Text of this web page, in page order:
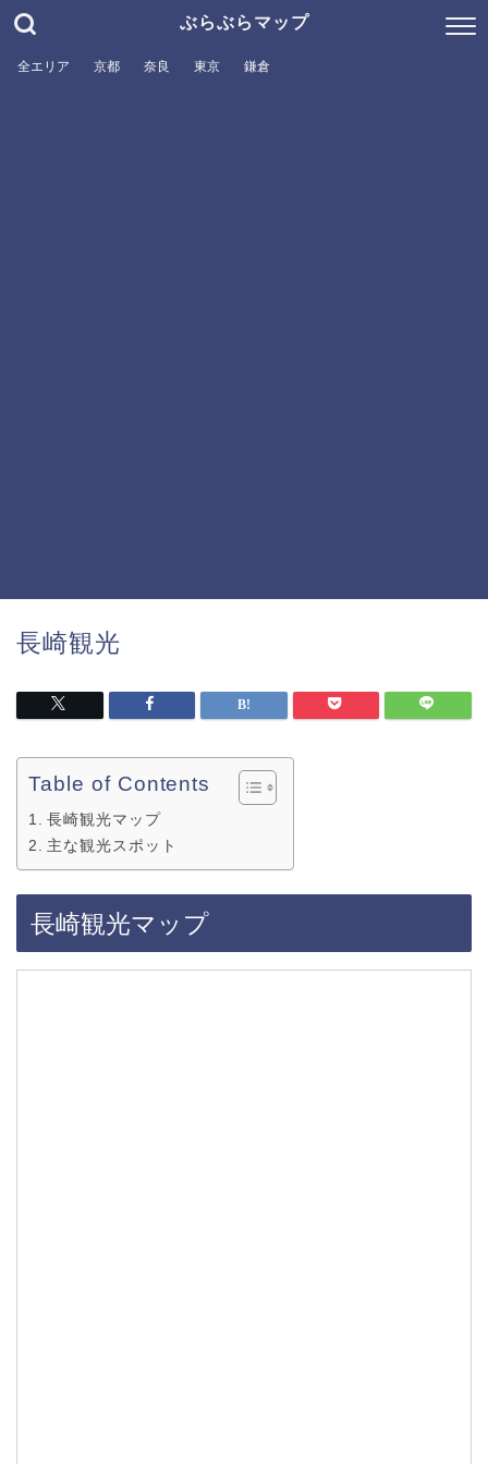
ぶらぶらマップ
全エリア 京都 奈良 東京 鎌倉
長崎観光
Table of Contents
長崎観光マップ
主な観光スポット
長崎観光マップ